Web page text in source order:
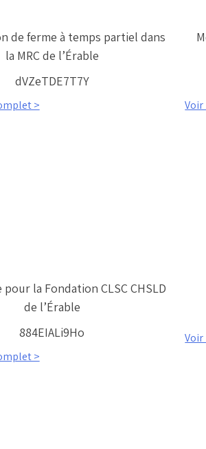
de ferme à temps partiel dans
la MRC de l’Érable
dVZeTDE7T7Y
>
la Fondation CLSC CHSLD
de l’Érable
884EIALi9Ho
>